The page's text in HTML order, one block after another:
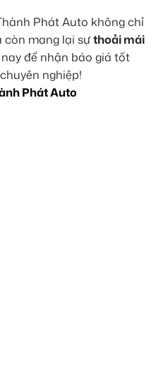
Phát Auto không chỉ
còn mang lại sựthoải mái
để nhận báo giá tốt
nghiệp!
Phát Auto